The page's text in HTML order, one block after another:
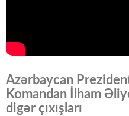
Azərbaycan
Komandan İlham
digər çıxışları